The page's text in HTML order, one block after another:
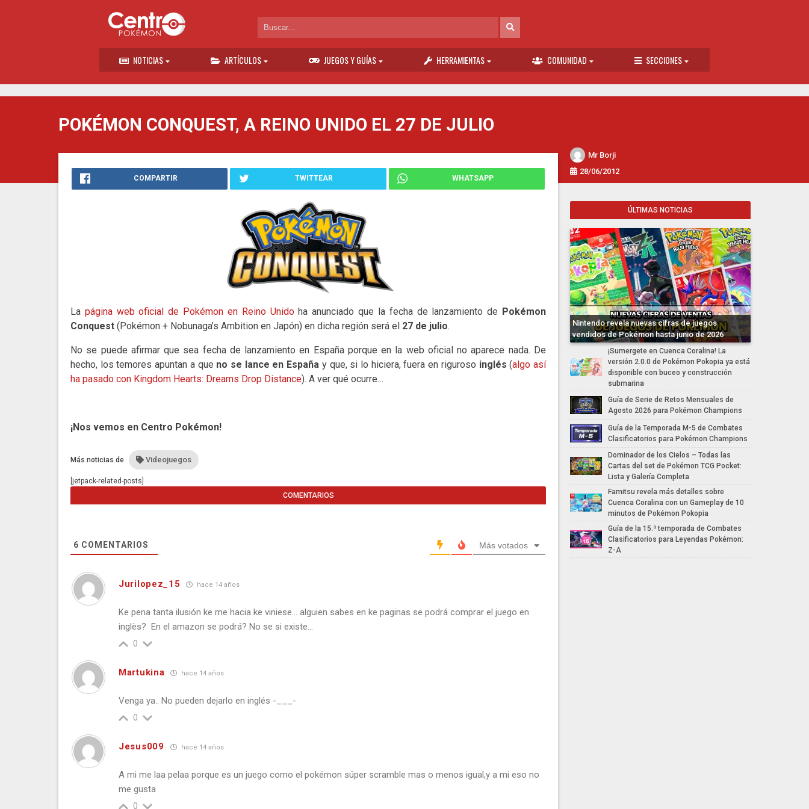
NOTICIAS ARTÍCULOS JUEGOS Y GUÍAS HERRAMIENTAS COMUNIDAD SECCIONES
POKÉMON CONQUEST, A REINO UNIDO EL 27 DE JULIO
Mr Borji
28/06/2012
COMPARTIR TWITTEAR WHATSAPP
La página web oficial de Pokémon en Reino Unidoha anunciado que la fecha de lanzamiento de Pokémon
Conquest (Pokémon + Nobunaga’s Ambition en Japón) en dicha región será el 27 de julio.
No se puede afirmar que sea fecha de lanzamiento en España porque en la web oficial no aparece nada. De
hecho, los temores apuntan a que no se lance en España y que, si lo hiciera, fuera en riguroso inglés (algo así
ha pasado con Kingdom Hearts: Dreams Drop Distance). A ver qué ocurre…
¡Nos vemos en Centro Pokémon!
Más noticias de Videojuegos
[jetpack-related-posts]
COMENTARIOS
6 COMENTARIOS Más votados
Jurilopez_15 hace 14 años
Ke pena tanta ilusión ke me hacia ke viniese… alguien sabes en ke paginas se podrá comprar el juego en
inglès? En el amazon se podrá? No se si existe…
0
Martukina hace 14 años
Venga ya.. No pueden dejarlo en inglés -___-
0
Jesus009 hace 14 años
A mi me laa pelaa porque es un juego como el pokémon súper scramble mas o menos igual,y a mi eso no
me gusta
0
ÚLTIMAS NOTICIAS
Nintendo revela nuevas cifras de juegos
vendidos de Pokémon hasta junio de 2026
¡Sumergete en Cuenca Coralina! La
versión 2.0.0 de Pokémon Pokopia ya está
disponible con buceo y construcción
submarina
Guía de Serie de Retos Mensuales de
Agosto 2026 para Pokémon Champions
Guía de la Temporada M-5 de Combates
Clasificatorios para Pokémon Champions
Dominador de los Cielos – Todas las
Cartas del set de Pokémon TCG Pocket:
Lista y Galería Completa
Famitsu revela más detalles sobre
Cuenca Coralina con un Gameplay de 10
minutos de Pokémon Pokopia
Guía de la 15.ª temporada de Combates
Clasificatorios para Leyendas Pokémon:
Z-A